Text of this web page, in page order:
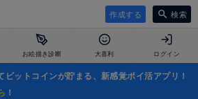
作成する 検索
お絵描き診断 大喜利 ログイン
ットコインが貯まる、新感覚ポイ活アプリ！
！